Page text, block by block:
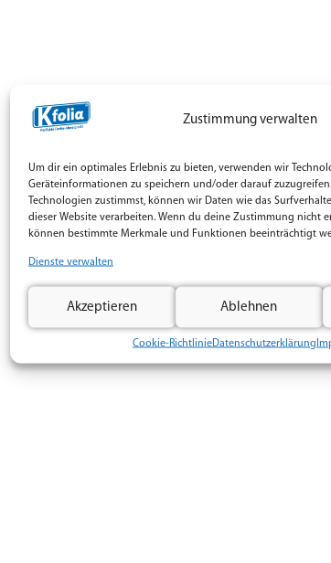
Zustimmung verwalten
Um dir ein optimales Erlebnis zu bieten, verwenden wir
Geräteinformationen zu speichern und/oder darauf
Technologien zustimmst, können wir Daten wie das
dieser Website verarbeiten. Wenn du deine Zustimmung nicht
können bestimmte Merkmale und Funktionen beeinträchtigt
Dienste verwalten
Akzeptieren Ablehnen
Cookie-RichtlinieDatenschutzerklärung